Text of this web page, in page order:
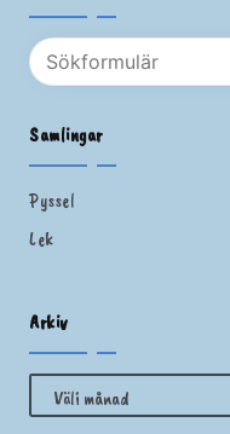
Samlingar
Pyssel
Lek
Arkiv
Arkiv